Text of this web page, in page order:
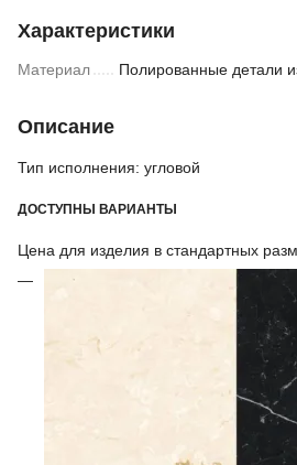
Характеристики
Материал Полированные детали
Описание
Тип исполнения: угловой
ДОСТУПНЫ ВАРИАНТЫ
Цена для изделия в стандартных